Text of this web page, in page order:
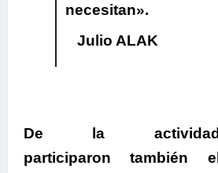
necesitan».
Julio ALAK
De la actividad
participaron también el